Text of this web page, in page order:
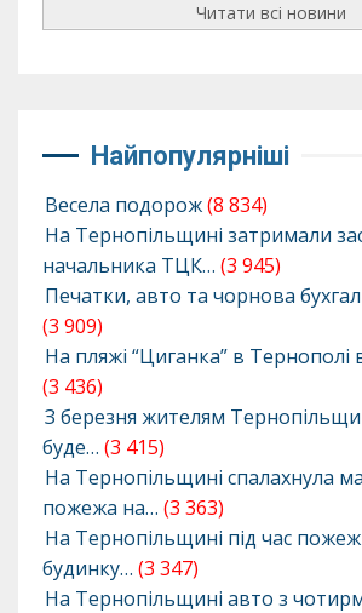
Читати всі новини
Найпопулярніші
Весела подорож(8 834)
На Тернопільщині затримали
начальника ТЦК… (3 945)
Печатки, авто та чорнова
(3 909)
На пляжі “Циганка” в Тернополі
(3 436)
З березня жителям
буде… (3 415)
На Тернопільщині спалахнула
пожежа на… (3 363)
На Тернопільщині під час
будинку… (3 347)
На Тернопільщині авто з